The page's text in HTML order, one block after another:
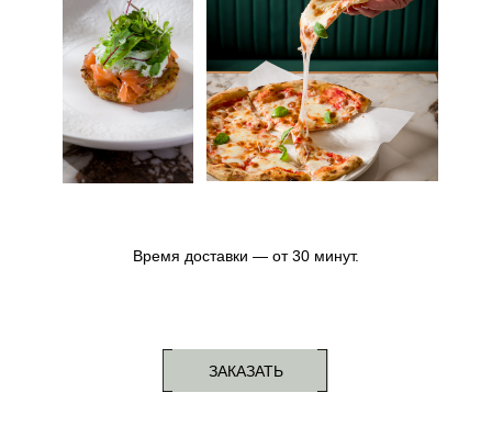
Время доставки — от 30 минут.
ЗАКАЗАТЬ
Центральная ул., 83, д. Глухово
ПРОЛОЖИТЬ МАРШРУТ
Мы на связи!
И всегда рады вашим